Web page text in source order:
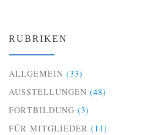
RUBRIKEN
ALLGEMEIN (33)
AUSSTELLUNGEN (48)
FORTBILDUNG (3)
FÜR MITGLIEDER (11)